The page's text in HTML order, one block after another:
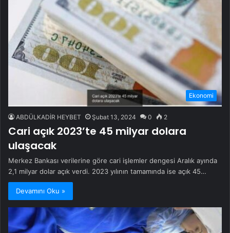
Ekonomi
ABDÜLKADİR HEYBET Şubat 13, 2024 0 2
Cari açık 2023’te 45 milyar dolara
ulaşacak
Merkez Bankası verilerine göre cari işlemler dengesi Aralık ayında
2,1 milyar dolar açık verdi. 2023 yılının tamamında ise açık 45…
Devamını Oku »